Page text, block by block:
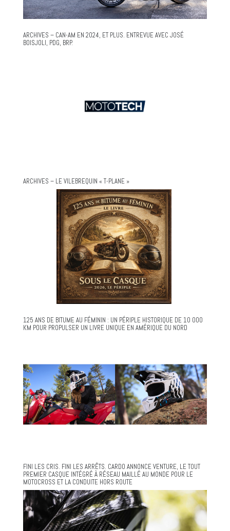
ARCHIVES – CAN-AM EN 2024, ET PLUS. ENTREVUE AVEC JOSÉ
BOISJOLI, PDG, BRP.
ARCHIVES – LE VILEBREQUIN « T-PLANE »
125 ANS DE BITUME AU FÉMININ : UN PÉRIPLE HISTORIQUE DE 10 000
KM POUR PROPULSER UN LIVRE UNIQUE EN AMÉRIQUE DU NORD
FINI LES CRIS. FINI LES ARRÊTS. CARDO ANNONCE VENTURE, LE TOUT
PREMIER CASQUE INTÉGRÉ À RÉSEAU MAILLÉ AU MONDE POUR LE
MOTOCROSS ET LA CONDUITE HORS ROUTE